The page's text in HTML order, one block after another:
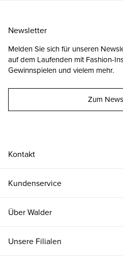
Kontakt
Kundenservice
Über Walder
Unsere Filialen
Newsletter
Melden Sie sich für unseren
auf dem Laufenden mit Fashion-
Gewinnspielen und vielem mehr.
Zum